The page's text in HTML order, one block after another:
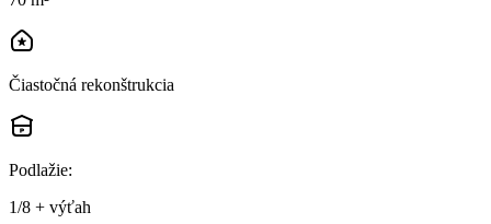
Čiastočná rekonštrukcia
Podlažie:
1/8 + výťah